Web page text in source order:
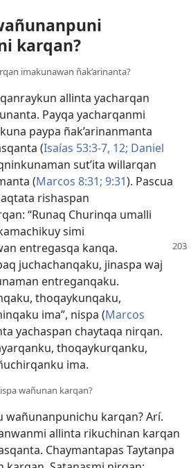
karqan?
imakunawan ñak’arinanta?
allinta yacharqan
Payqa yacharqanmi
paypa ñak’arinanmanta
(Isaías 53:3-7, 12; Daniel
sut’ita willarqan
(Marcos 8:31; 9:31). Pascua
rishaspan
“Runaq Churinqa umalli
simi
entregasqa kanqa.
juchachanqaku, jinaspa waj
entreganqaku.
thoqaykunqaku,
ima”, nispa (Marcos
yachaspan chaytaqa nirqan.
thoqaykurqanku,
ima.
wañunan karqan?
wañunanpunichu karqan? Arí.
allinta rikuchinan karqan
Chaymantapas Taytanpa